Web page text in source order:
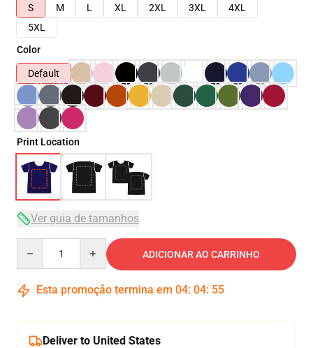
S
M L XL 2XL 3XL
4XL
5XL
Color
Default
Print Location
Ver guia de tamanhos
ADICIONAR AO CARRINHO
Esta promoção termina em 04: 04: 54
Deliver to United States